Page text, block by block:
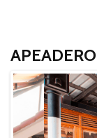
APEADERO